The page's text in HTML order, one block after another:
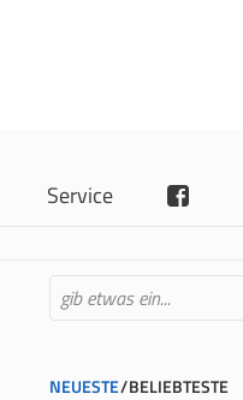
Service
NEUESTE BELIEBTESTE